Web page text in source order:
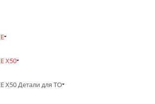
X50
X50 Детали для ТО